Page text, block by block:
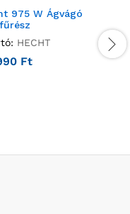
975 W Ágvágó
HECHT
Ft